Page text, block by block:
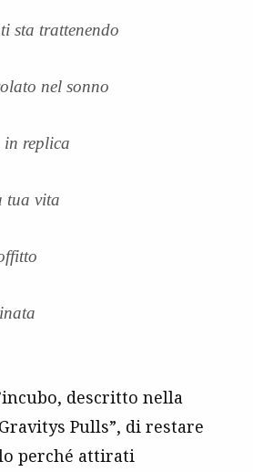
sta trattenendo
nel sonno
replica
tua vita
descritto nella
Pulls”, di restare
perché attirati